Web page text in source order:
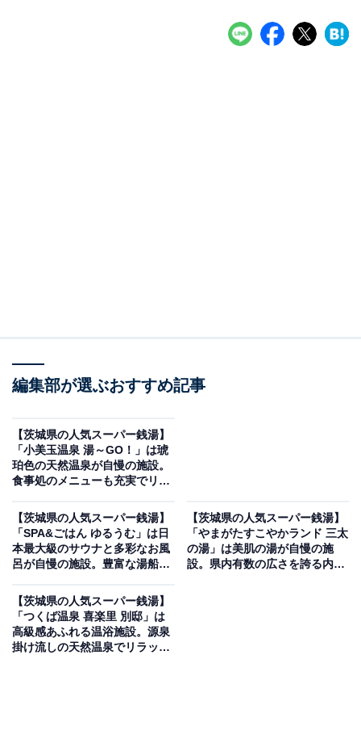
編集部が選ぶおすすめ記事
【茨城県の人気スーパー銭湯】
「小美玉温泉 湯～GO！」は琥
珀色の天然温泉が自慢の施設。
食事処のメニューも充実でリラ
【茨城県の人気スーパー銭湯】
「SPA&ごはん ゆるうむ」は日
本最大級のサウナと多彩なお風
呂が自慢の施設。豊富な湯船と
【茨城県の人気スーパー銭湯】
「やまがたすこやかランド 三太
の湯」は美肌の湯が自慢の施
設。県内有数の広さを誇る内風
【茨城県の人気スーパー銭湯】
「つくば温泉 喜楽里 別邸」は
高級感あふれる温浴施設。源泉
掛け流しの天然温泉でリラック